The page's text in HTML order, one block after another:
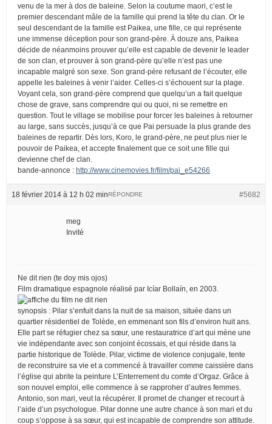
venu de la mer à dos de baleine. Selon la coutume maori, c’est le
premier descendant mâle de la famille qui prend la tête du clan. Or le
seul descendant de la famille est Paikea, une fille, ce qui représente
une immense déception pour son grand-père. À douze ans, Paikea
décide de néanmoins prouver qu’elle est capable de devenir le leader
de son clan, et prouver à son grand-père qu’elle n’est pas une
incapable malgré son sexe. Son grand-père refusant de l’écouter, elle
appelle les baleines à venir l’aider. Celles-ci s’échouent sur la plage.
Voyant cela, son grand-père comprend que quelqu’un a fait quelque
chose de grave, sans comprendre qui ou quoi, ni se remettre en
question. Tout le village se mobilise pour forcer les baleines à retourner
au large, sans succès, jusqu’à ce que Pai persuade la plus grande des
baleines de repartir. Dès lors, Koro, le grand-père, ne peut plus nier le
pouvoir de Paikea, et accepte finalement que ce soit une fille qui
devienne chef de clan.
bande-annonce : http://www.cinemovies.fr/film/pai_e54266
18 février 2014 à 12 h 02 min #5682
RÉPONDRE
meg
Invité
Ne dit rien (te doy mis ojos)
Film dramatique espagnole réalisé par Icíar Bollaín, en 2003.
synopsis : Pilar s’enfuit dans la nuit de sa maison, située dans un
quartier résidentiel de Tolède, en emmenant son fils d’environ huit ans.
Elle part se réfugier chez sa sœur, une restauratrice d’art qui mène une
vie indépendante avec son conjoint écossais, et qui réside dans la
partie historique de Tolède. Pilar, victime de violence conjugale, tente
de reconstruire sa vie et a commencé à travailler comme caissière dans
l’église qui abrite la peinture L’Enterrement du comte d’Orgaz. Grâce à
son nouvel emploi, elle commence à se rapproher d’autres femmes.
Antonio, son mari, veut la récupérer. Il promet de changer et recourt à
l’aide d’un psychologue. Pilar donne une autre chance à son mari et du
coup s’oppose à sa sœur, qui est incapable de comprendre son attitude.